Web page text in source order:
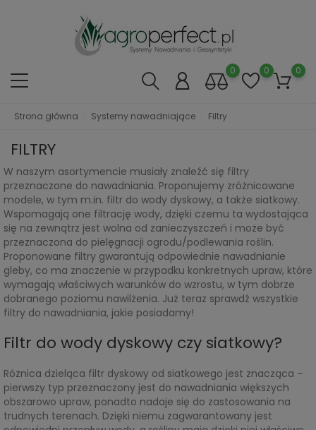
0 0 0
Strona główna Systemy nawadniające Filtry
FILTRY
W naszym asortymencie musiały znaleźć się filtry
przeznaczone do nawadniania. Proponujemy zróżnicowane
modele, w tym m.in. filtr do wody dyskowy, a także siatkowy.
Wspomagają one filtrację wody, dzięki czemu ta wydostająca
się na zewnątrz jest wolna od zanieczyszczeń i może być
przeznaczona do pielęgnacji ogrodu/podlewania roślin.
Proponowane filtry gwarantują odpowiednie nawadnianie
gleby, co ma znaczenie w przypadku konkretnych upraw, które
wymagają właściwych warunków do wzrostu, w tym dobrze
dobranego poziomu nawilżenia. Już teraz sprawdź wszystkie
filtry do nawadniania, jakie posiadamy!
Filtr do wody dyskowy czy siatkowy?
Różnica dzieląca filtr dyskowy od siatkowego jest znacząca –
pierwszy typ przeznaczony jest do nawadniania większych
obszarowo upraw, ponadto nadaje się do zastosowania na
trudnych terenach. Dzięki niemu zagwarantowany jest